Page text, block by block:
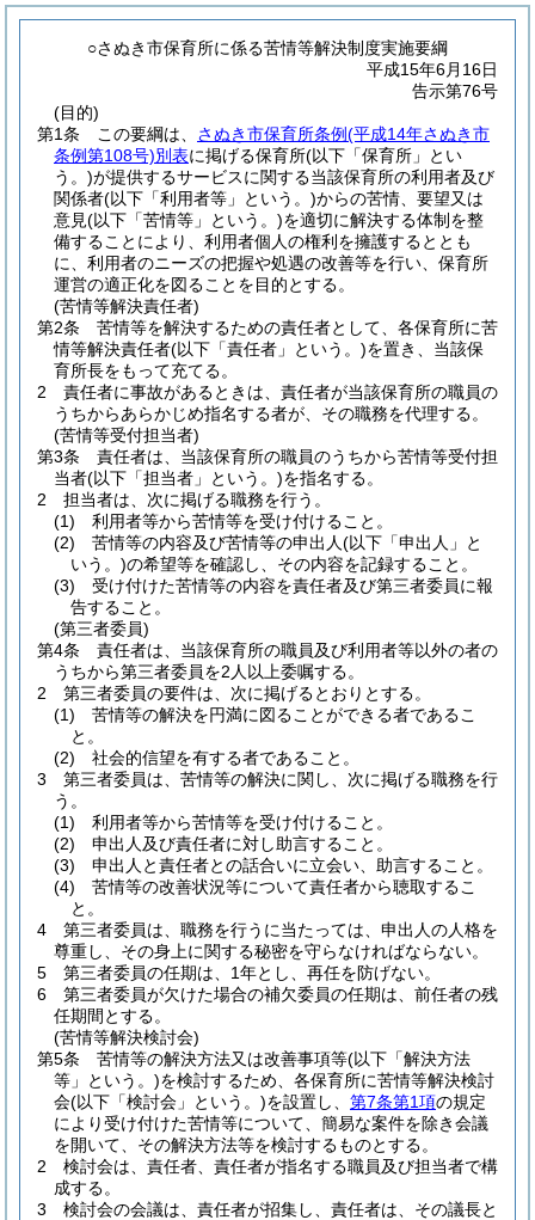
○さぬき市保育所に係る苦情等解決制度実施要綱
平成15年6月16日
告示第76号
(目的)
第1条
この要綱は、 さぬき市保育所条例(平成14年さぬき市
条例第108号)別表に掲げる保育所(以下「保育所」とい
う。)が提供するサービスに関する当該保育所の利用者及び
関係者(以下「利用者等」という。)からの苦情、要望又は
意見(以下「苦情等」という。)を適切に解決する体制を整
備することにより、利用者個人の権利を擁護するととも
に、利用者のニーズの把握や処遇の改善等を行い、保育所
運営の適正化を図ることを目的とする。
(苦情等解決責任者)
第2条
苦情等を解決するための責任者として、各保育所に苦
情等解決責任者(以下「責任者」という。)を置き、当該保
育所長をもって充てる。
2
責任者に事故があるときは、責任者が当該保育所の職員の
うちからあらかじめ指名する者が、その職務を代理する。
(苦情等受付担当者)
第3条
責任者は、当該保育所の職員のうちから苦情等受付担
当者(以下「担当者」という。)を指名する。
2
担当者は、次に掲げる職務を行う。
(1)
利用者等から苦情等を受け付けること。
(2)
苦情等の内容及び苦情等の申出人(以下「申出人」と
いう。)の希望等を確認し、その内容を記録すること。
(3)
受け付けた苦情等の内容を責任者及び第三者委員に報
告すること。
(第三者委員)
第4条
責任者は、当該保育所の職員及び利用者等以外の者の
うちから第三者委員を2人以上委嘱する。
2
第三者委員の要件は、次に掲げるとおりとする。
(1)
苦情等の解決を円満に図ることができる者であるこ
と。
(2)
社会的信望を有する者であること。
3
第三者委員は、苦情等の解決に関し、次に掲げる職務を行
う。
(1)
利用者等から苦情等を受け付けること。
(2)
申出人及び責任者に対し助言すること。
(3)
申出人と責任者との話合いに立会い、助言すること。
(4)
苦情等の改善状況等について責任者から聴取するこ
と。
4
第三者委員は、職務を行うに当たっては、申出人の人格を
尊重し、その身上に関する秘密を守らなければならない。
5
第三者委員の任期は、1年とし、再任を防げない。
6
第三者委員が欠けた場合の補欠委員の任期は、前任者の残
任期間とする。
(苦情等解決検討会)
第5条
苦情等の解決方法又は改善事項等(以下「解決方法
等」という。)を検討するため、各保育所に苦情等解決検討
会(以下「検討会」という。)を設置し、 第7条第1項の規定
により受け付けた苦情等について、簡易な案件を除き会議
を開いて、その解決方法等を検討するものとする。
2
検討会は、責任者、責任者が指名する職員及び担当者で構
成する。
3
検討会の会議は、責任者が招集し、責任者は、その議長と